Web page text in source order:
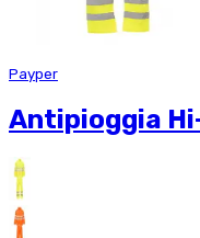
Payper
Antipioggia